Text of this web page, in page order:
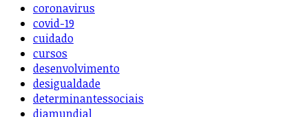
coronavirus
covid-19
cuidado
cursos
desenvolvimento
desigualdade
determinantessociais
diamundial